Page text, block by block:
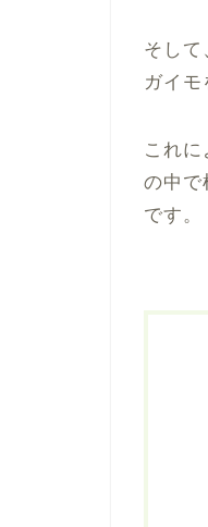
そして
ガイモ
これ
の中で
です。